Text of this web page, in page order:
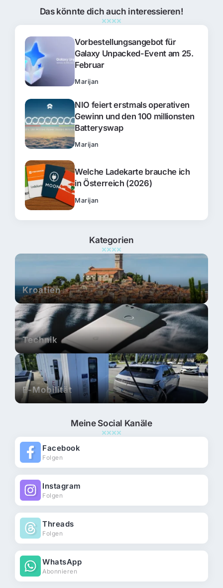
Das könnte dich auch interessieren!
Vorbestellungsangebot für
Galaxy Unpacked-Event am 25.
Februar
Marijan
NIO feiert erstmals operativen
Gewinn und den 100 millionsten
Batteryswap
Marijan
Welche Ladekarte brauche ich
in Österreich (2026)
Marijan
Kategorien
Kroatien
Technik
E-Mobilität
Meine Social Kanäle
Facebook
Folgen
Instagram
Folgen
Threads
Folgen
WhatsApp
Abonnieren